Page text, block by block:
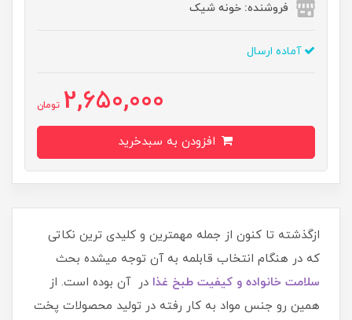
فروشنده: خونه شیک
آماده ارسال
2,650,000 تومان
ازگذشته تا کنون از جمله مهمترین و کلیدی ترین نکاتی
که در هنگام انتخاب قابلمه به آن توجه میشده بحث
سلامت خانواده و کیفیت طبخ غذا در آن بوده است. از
همین رو جنس مواد به کار رفته در تولید محصولات پخت